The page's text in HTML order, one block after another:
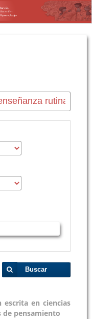
Buscar
escrita en ciencias
pensamiento